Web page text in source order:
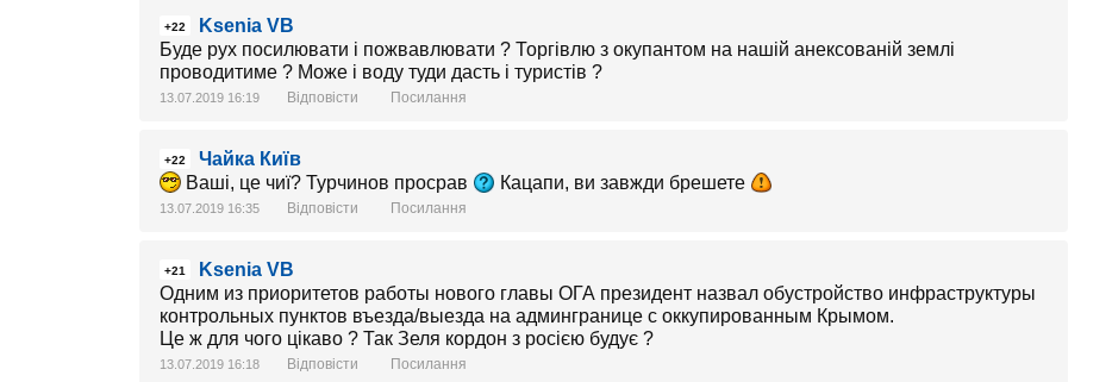
+22
Ksenia VB
Буде рух посилювати і пожвавлювати ? Торгівлю з окупантом на нашій анексованій землі
проводитиме ? Може і воду туди дасть і туристів ?
13.07.2019 16:19 Відповісти Посилання
+22
Чайка Київ
Ваші, це чиї? Турчинов просрав
Кацапи, ви завжди брешете
13.07.2019 16:35 Відповісти Посилання
+21
Ksenia VB
Одним из приоритетов работы нового главы ОГА президент назвал обустройство инфраструктуры
контрольных пунктов въезда/выезда на админгранице с оккупированным Крымом.
Це ж для чого цікаво ? Так Зеля кордон з росією будує ?
13.07.2019 16:18 Відповісти Посилання